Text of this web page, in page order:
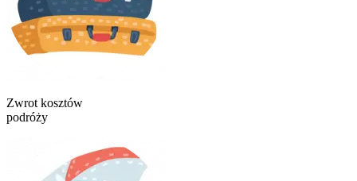
Zwrot kosztów
podróży